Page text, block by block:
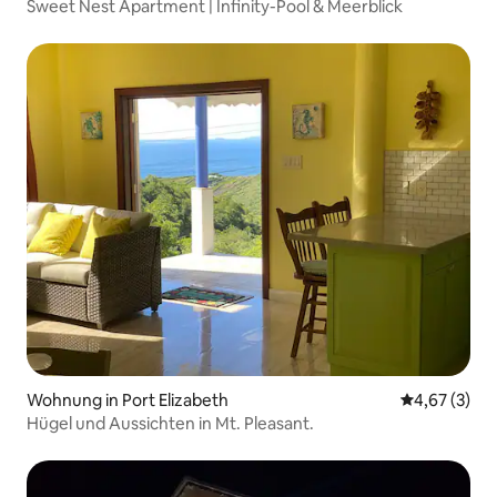
Sweet Nest Apartment | Infinity-Pool & Meerblick
Wohnung in Port Elizabeth
4,67 (3)
Hügel und Aussichten in Mt. Pleasant.